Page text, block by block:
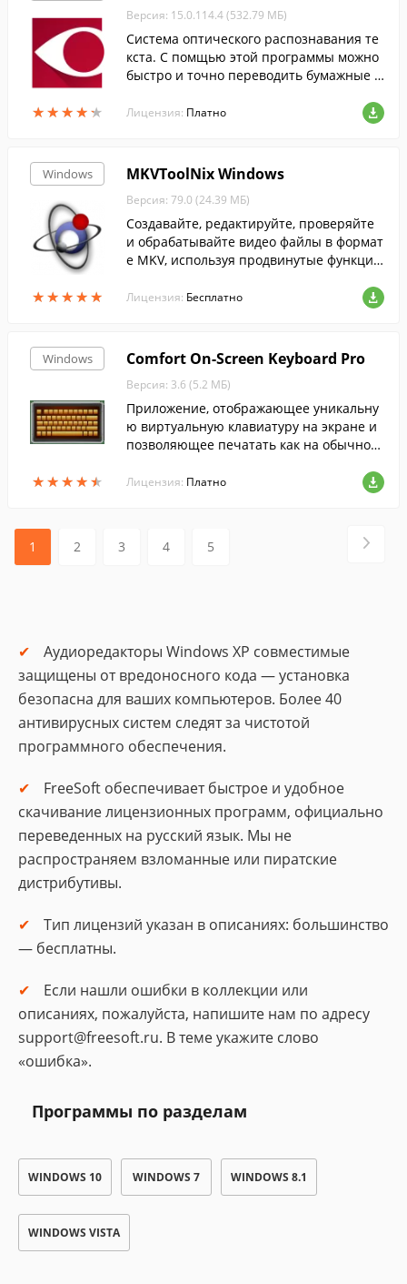
★★★★★
★★★★★
Версия: 15.0.114.4 (532.79 МБ)
Cистема оптического распознавания те
кста. С помщью этой программы можно
быстро и точно переводить бумажные д
рафии документов в редактируемый фо
Лицензия: Платно
Windows
★★★★★
★★★★★
MKVToolNix Windows
Версия: 79.0 (24.39 МБ)
Создавайте, редактируйте, проверяйте
и обрабатывайте видео файлы в формат
е MKV, используя продвинутые функции,
Лицензия: Бесплатно
Windows
★★★★★
★★★★★
Comfort On-Screen Keyboard Pro
Версия: 3.6 (5.2 МБ)
Приложение, отображающее уникальну
ю виртуальную клавиатуру на экране и
позволяющее печатать как на обычной
или сенсорного экрана.
Лицензия: Платно
1 2 3 4 5
Аудиоредакторы Windows XP совместимые
защищены от вредоносного кода — установка
безопасна для ваших компьютеров. Более 40
антивирусных систем следят за чистотой
программного обеспечения.
FreeSoft обеспечивает быстрое и удобное
скачивание лицензионных программ, официально
переведенных на русский язык. Мы не
распространяем взломанные или пиратские
дистрибутивы.
Тип лицензий указан в описаниях: большинство
— бесплатны.
Если нашли ошибки в коллекции или
описаниях, пожалуйста, напишите нам по адресу
support@freesoft.ru. В теме укажите слово
«ошибка».
Программы по разделам
WINDOWS 10 WINDOWS 7 WINDOWS 8.1
WINDOWS VISTA